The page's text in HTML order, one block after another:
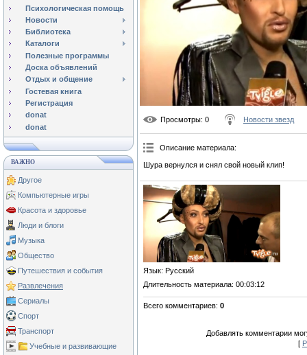
Психологическая помощь
Новости
Библиотека
Каталоги
Полезные программы
Доска объявлений
Отдых и общение
Гостевая книга
Регистрация
donat
donat
ВАЖНО
Другое
Компьютерные игры
Красота и здоровье
Люди и блоги
Музыка
Общество
Путешествия и события
Развлечения
Сериалы
Спорт
Транспорт
Учебные и развивающие
Просмотры: 0 Новости звезд
Описание материала:
Шура вернулся и снял свой новый клип!
Язык: Русский
Длительность материала: 00:03:12
Всего комментариев: 0
Добавлять комментарии
[